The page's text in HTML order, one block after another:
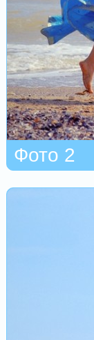
Фото 2